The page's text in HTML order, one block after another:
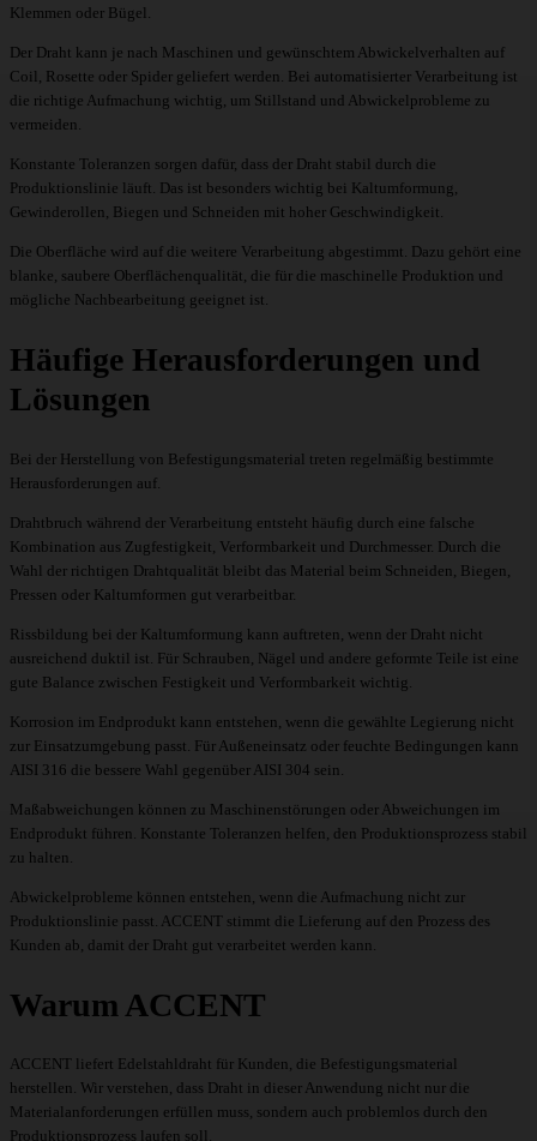
Klemmen oder Bügel.
Der Draht kann je nach Maschinen und gewünschtem Abwickelverhalten auf
Coil, Rosette oder Spider geliefert werden. Bei automatisierter Verarbeitung ist
die richtige Aufmachung wichtig, um Stillstand und Abwickelprobleme zu
vermeiden.
Konstante Toleranzen sorgen dafür, dass der Draht stabil durch die
Produktionslinie läuft. Das ist besonders wichtig bei Kaltumformung,
Gewinderollen, Biegen und Schneiden mit hoher Geschwindigkeit.
Die Oberfläche wird auf die weitere Verarbeitung abgestimmt. Dazu gehört eine
blanke, saubere Oberflächenqualität, die für die maschinelle Produktion und
mögliche Nachbearbeitung geeignet ist.
Häufige Herausforderungen und
Lösungen
Bei der Herstellung von Befestigungsmaterial treten regelmäßig bestimmte
Herausforderungen auf.
Drahtbruch während der Verarbeitung entsteht häufig durch eine falsche
Kombination aus Zugfestigkeit, Verformbarkeit und Durchmesser. Durch die
Wahl der richtigen Drahtqualität bleibt das Material beim Schneiden, Biegen,
Pressen oder Kaltumformen gut verarbeitbar.
Rissbildung bei der Kaltumformung kann auftreten, wenn der Draht nicht
ausreichend duktil ist. Für Schrauben, Nägel und andere geformte Teile ist eine
gute Balance zwischen Festigkeit und Verformbarkeit wichtig.
Korrosion im Endprodukt kann entstehen, wenn die gewählte Legierung nicht
zur Einsatzumgebung passt. Für Außeneinsatz oder feuchte Bedingungen kann
AISI 316 die bessere Wahl gegenüber AISI 304 sein.
Maßabweichungen können zu Maschinenstörungen oder Abweichungen im
Endprodukt führen. Konstante Toleranzen helfen, den Produktionsprozess stabil
zu halten.
Abwickelprobleme können entstehen, wenn die Aufmachung nicht zur
Produktionslinie passt. ACCENT stimmt die Lieferung auf den Prozess des
Kunden ab, damit der Draht gut verarbeitet werden kann.
Warum ACCENT
ACCENT liefert Edelstahldraht für Kunden, die Befestigungsmaterial
herstellen. Wir verstehen, dass Draht in dieser Anwendung nicht nur die
Materialanforderungen erfüllen muss, sondern auch problemlos durch den
Produktionsprozess laufen soll.